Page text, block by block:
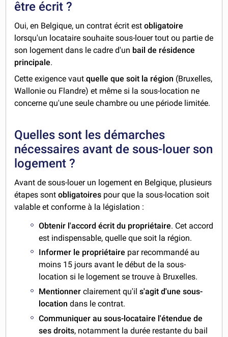
être écrit ?
Oui, en Belgique, un contrat écrit estobligatoire
lorsqu'un locataire souhaite sous-louer tout ou partie de
son logement dans le cadre d'un bail de résidence
principale.
Cette exigence vautquelle que soit la région (Bruxelles,
Wallonie ou Flandre) et même si la sous-location ne
concerne qu'une seule chambre ou une période limitée.
Quelles sont les démarches
nécessaires avant de sous-louer son
logement ?
Avant de sous-louer un logement en Belgique, plusieurs
étapes sontobligatoires pour que la sous-location soit
valable et conforme à la législation :
Obtenir l'accord écrit du propriétaire. Cet accord
est indispensable, quelle que soit la région.
Informer le propriétaire par recommandé au
moins 15 jours avant le début de la sous-
location si le logement se trouve à Bruxelles.
Mentionner clairement qu'ils'agit d'une sous-
location dans le contrat.
Communiquer au sous-locataire l'étendue de
ses droits, notamment la durée restante du bail